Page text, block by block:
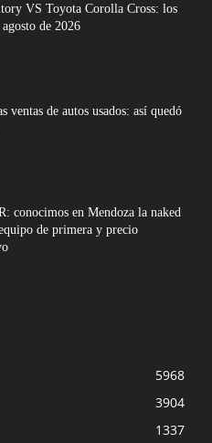
VS Toyota Corolla Cross: los
de 2026
ventas de autos usados: así quedó
conocimos en Mendoza la naked
de primera y precio
5968
3904
1337